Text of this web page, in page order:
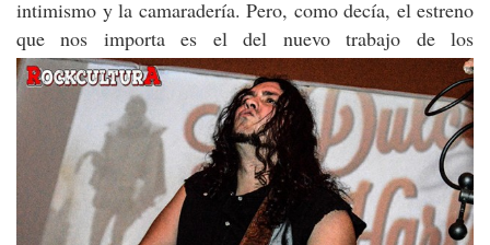
intimismo y la camaradería. Pero, como decía, el estreno
que nos importa es el del nuevo trabajo de los